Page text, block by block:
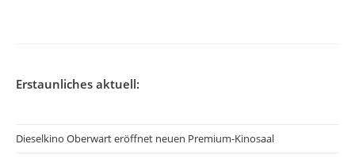
Erstaunliches aktuell:
Dieselkino Oberwart eröffnet neuen Premium-Kinosaal